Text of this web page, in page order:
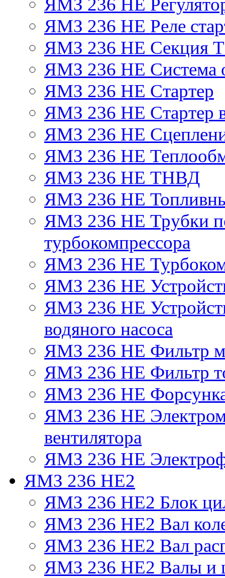
ЯМЗ 236 НЕ
ЯМЗ 236 НЕ Реле
ЯМЗ 236 НЕ Секция
ЯМЗ 236 НЕ Система
ЯМЗ 236 НЕ Стартер
ЯМЗ 236 НЕ Стартер
ЯМЗ 236 НЕ
ЯМЗ 236 НЕ
ЯМЗ 236 НЕ ТНВД
ЯМЗ 236 НЕ
ЯМЗ 236 НЕ Трубки
турбокомпрессора
ЯМЗ 236 НЕ
ЯМЗ 236 НЕ
ЯМЗ 236 НЕ
водяного насоса
ЯМЗ 236 НЕ Фильтр
ЯМЗ 236 НЕ Фильтр
ЯМЗ 236 НЕ
ЯМЗ 236 НЕ
вентилятора
ЯМЗ 236 НЕ
ЯМЗ 236 НЕ2
ЯМЗ 236 НЕ2 Блок
ЯМЗ 236 НЕ2 Вал
ЯМЗ 236 НЕ2 Вал
ЯМЗ 236 НЕ2 Валы и